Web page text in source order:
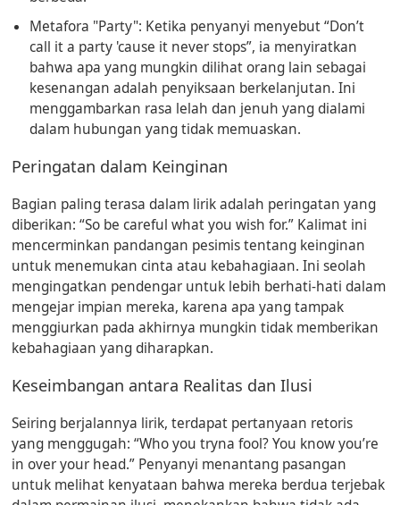
Metafora "Party": Ketika penyanyi menyebut “Don’t
call it a party 'cause it never stops”, ia menyiratkan
bahwa apa yang mungkin dilihat orang lain sebagai
kesenangan adalah penyiksaan berkelanjutan. Ini
menggambarkan rasa lelah dan jenuh yang dialami
dalam hubungan yang tidak memuaskan.
Peringatan dalam Keinginan
Bagian paling terasa dalam lirik adalah peringatan yang
diberikan: “So be careful what you wish for.” Kalimat ini
mencerminkan pandangan pesimis tentang keinginan
untuk menemukan cinta atau kebahagiaan. Ini seolah
mengingatkan pendengar untuk lebih berhati-hati dalam
mengejar impian mereka, karena apa yang tampak
menggiurkan pada akhirnya mungkin tidak memberikan
kebahagiaan yang diharapkan.
Keseimbangan antara Realitas dan Ilusi
Seiring berjalannya lirik, terdapat pertanyaan retoris
yang menggugah: “Who you tryna fool? You know you’re
in over your head.” Penyanyi menantang pasangan
untuk melihat kenyataan bahwa mereka berdua terjebak